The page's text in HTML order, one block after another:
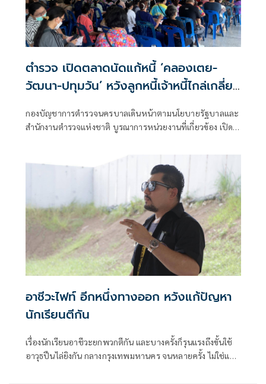
ตำรวจ เปิดตลาดนัดแก้หนี้ ‘คลองเตย-
วัฒนา-ปทุมวัน’ หวังลูกหนี้เจ้าหนี้ไกล่เกลี่ย
กองบัญชาการตำรวจนครบาลเดินหน้าตามนโยบายรัฐบาลและ
สำนักงานตำรวจแห่งชาติ บูรณาการหน่วยงานที่เกี่ยวข้อง เปิด
พื้นที่กองบังคับการตำรวจนครบาล 5 มั่นใจประชาชนจะได้รับ
ประโยชน์อย่างยั่งยืน
อาชีวะไฟท์ อีกหนึ่งทางออก หวังแก้ปัญหา
นักเรียนตีกัน
เรื่องนักเรียนอาชีวะยกพวกตีกัน และบางครั้งก็รุนแรงถึงขั้นใช้
อาวุธปืนไล่ยิงกัน กลางกรุงเทพมหานคร จนหลายครั้ง ไม่ใช่แค่